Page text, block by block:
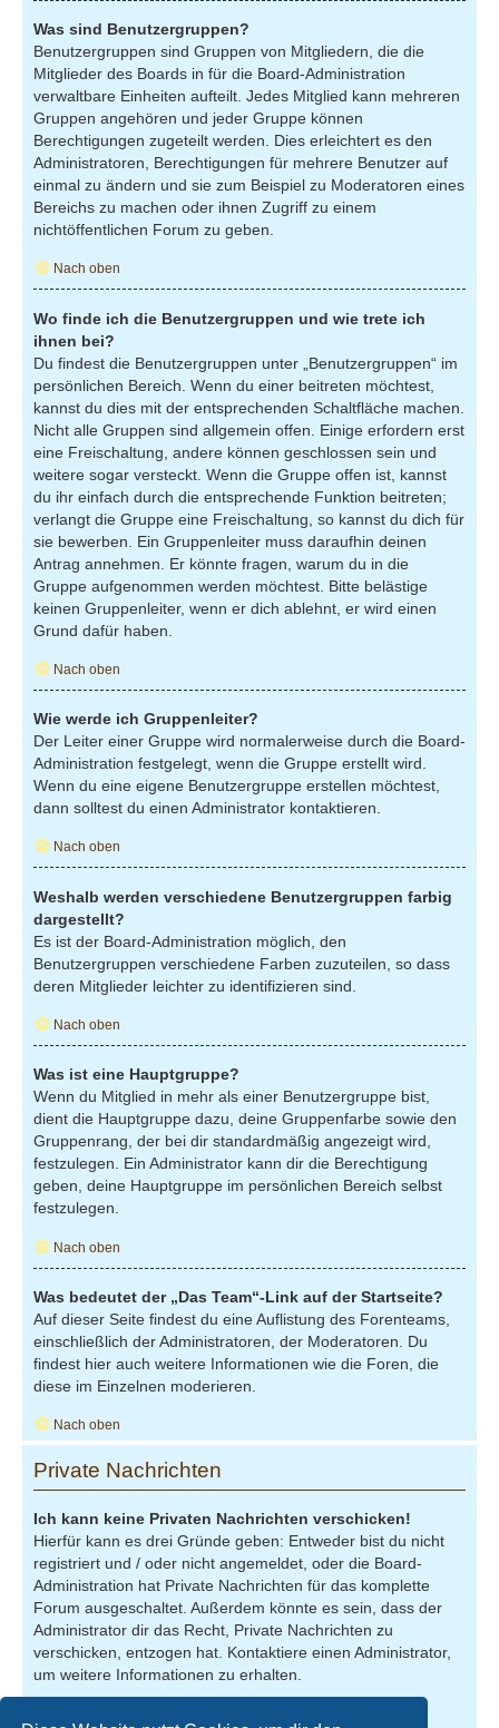
Was sind Benutzergruppen?
Benutzergruppen sind Gruppen von Mitgliedern, die die
Mitglieder des Boards in für die Board-Administration
verwaltbare Einheiten aufteilt. Jedes Mitglied kann mehreren
Gruppen angehören und jeder Gruppe können
Berechtigungen zugeteilt werden. Dies erleichtert es den
Administratoren, Berechtigungen für mehrere Benutzer auf
einmal zu ändern und sie zum Beispiel zu Moderatoren eines
Bereichs zu machen oder ihnen Zugriff zu einem
nichtöffentlichen Forum zu geben.
Nach oben
Wo finde ich die Benutzergruppen und wie trete ich
ihnen bei?
Du findest die Benutzergruppen unter „Benutzergruppen“ im
persönlichen Bereich. Wenn du einer beitreten möchtest,
kannst du dies mit der entsprechenden Schaltfläche machen.
Nicht alle Gruppen sind allgemein offen. Einige erfordern erst
eine Freischaltung, andere können geschlossen sein und
weitere sogar versteckt. Wenn die Gruppe offen ist, kannst
du ihr einfach durch die entsprechende Funktion beitreten;
verlangt die Gruppe eine Freischaltung, so kannst du dich für
sie bewerben. Ein Gruppenleiter muss daraufhin deinen
Antrag annehmen. Er könnte fragen, warum du in die
Gruppe aufgenommen werden möchtest. Bitte belästige
keinen Gruppenleiter, wenn er dich ablehnt, er wird einen
Grund dafür haben.
Nach oben
Wie werde ich Gruppenleiter?
Der Leiter einer Gruppe wird normalerweise durch die Board-
Administration festgelegt, wenn die Gruppe erstellt wird.
Wenn du eine eigene Benutzergruppe erstellen möchtest,
dann solltest du einen Administrator kontaktieren.
Nach oben
Weshalb werden verschiedene Benutzergruppen farbig
dargestellt?
Es ist der Board-Administration möglich, den
Benutzergruppen verschiedene Farben zuzuteilen, so dass
deren Mitglieder leichter zu identifizieren sind.
Nach oben
Was ist eine Hauptgruppe?
Wenn du Mitglied in mehr als einer Benutzergruppe bist,
dient die Hauptgruppe dazu, deine Gruppenfarbe sowie den
Gruppenrang, der bei dir standardmäßig angezeigt wird,
festzulegen. Ein Administrator kann dir die Berechtigung
geben, deine Hauptgruppe im persönlichen Bereich selbst
festzulegen.
Nach oben
Was bedeutet der „Das Team“-Link auf der Startseite?
Auf dieser Seite findest du eine Auflistung des Forenteams,
einschließlich der Administratoren, der Moderatoren. Du
findest hier auch weitere Informationen wie die Foren, die
diese im Einzelnen moderieren.
Nach oben
Private Nachrichten
Ich kann keine Privaten Nachrichten verschicken!
Hierfür kann es drei Gründe geben: Entweder bist du nicht
registriert und / oder nicht angemeldet, oder die Board-
Administration hat Private Nachrichten für das komplette
Forum ausgeschaltet. Außerdem könnte es sein, dass der
Administrator dir das Recht, Private Nachrichten zu
verschicken, entzogen hat. Kontaktiere einen Administrator,
um weitere Informationen zu erhalten.